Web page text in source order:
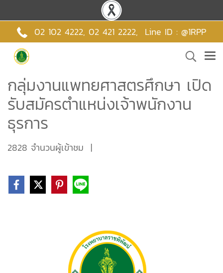
02 102 4222, 02 421 2222, Line ID : @1RPP
กลุ่มงานแพทยศาสตรศึกษา เปิด
รับสมัครตำแหน่งเจ้าพนักงาน
ธุรการ
2828 จำนวนผู้เข้าชม |